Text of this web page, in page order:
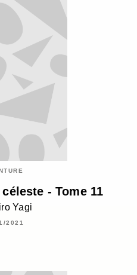
- Tome 11
Yagi
2021